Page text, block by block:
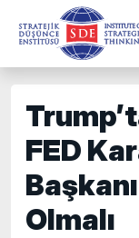
FED
Olmalı